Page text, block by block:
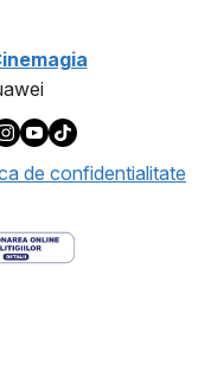
de confidentialitate